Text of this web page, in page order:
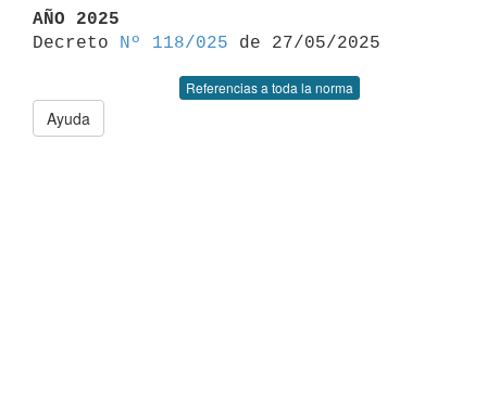
AÑO 2025
Decreto
Nº 118/025
Referencias a toda la norma
Ayuda